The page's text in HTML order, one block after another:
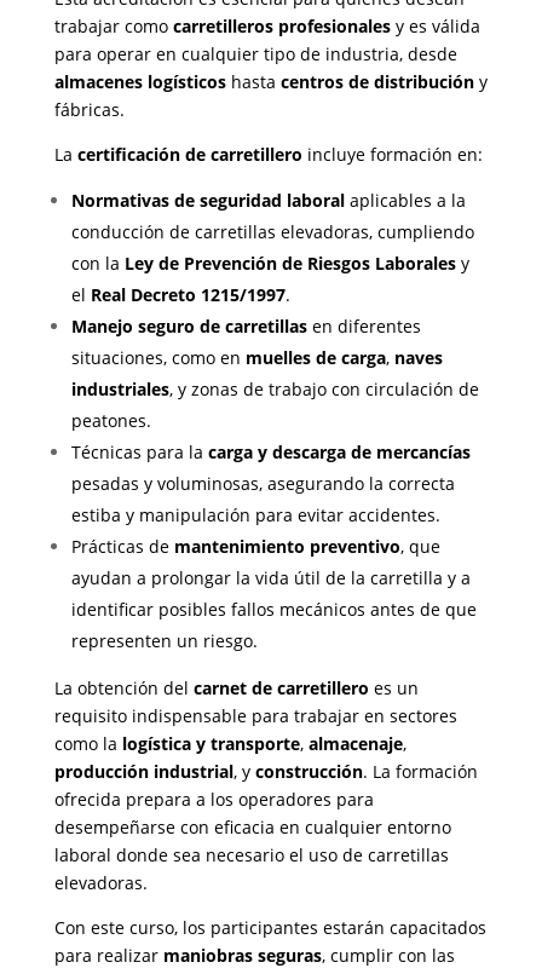
trabajar como carretilleros profesionalesy es válida
para operar en cualquier tipo de industria, desde
almacenes logísticoshasta centros de distribucióny
fábricas.
La certificación de carretillero incluye formación en:
Normativas de seguridad laboralaplicables a la
conducción de carretillas elevadoras, cumpliendo
con la Ley de Prevención de Riesgos Laboralesy
el Real Decreto 1215/1997.
Manejo seguro de carretillasen diferentes
situaciones, como en muelles de carga, naves
industriales, y zonas de trabajo con circulación de
peatones.
Técnicas para la carga y descarga de mercancías
pesadas y voluminosas, asegurando la correcta
estiba y manipulación para evitar accidentes.
Prácticas de mantenimiento preventivo, que
ayudan a prolongar la vida útil de la carretilla y a
identificar posibles fallos mecánicos antes de que
representen un riesgo.
La obtención del carnet de carretillero es un
requisito indispensable para trabajar en sectores
como la logística y transporte, almacenaje,
producción industrial, y construcción. La formación
ofrecida prepara a los operadores para
desempeñarse con eficacia en cualquier entorno
laboral donde sea necesario el uso de carretillas
elevadoras.
Con este curso, los participantes estarán capacitados
para realizar maniobras seguras, cumplir con las